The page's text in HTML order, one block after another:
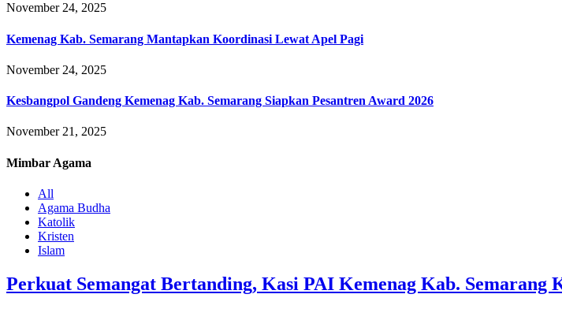
November 24, 2025
Kemenag Kab. Semarang Mantapkan Koordinasi Lewat Apel Pagi
November 24, 2025
Kesbangpol Gandeng Kemenag Kab. Semarang Siapkan Pesantren Award 2026
November 21, 2025
Mimbar Agama
All
Agama Budha
Katolik
Kristen
Islam
Perkuat Semangat Bertanding, Kasi PAI Kemenag Kab. Semarang